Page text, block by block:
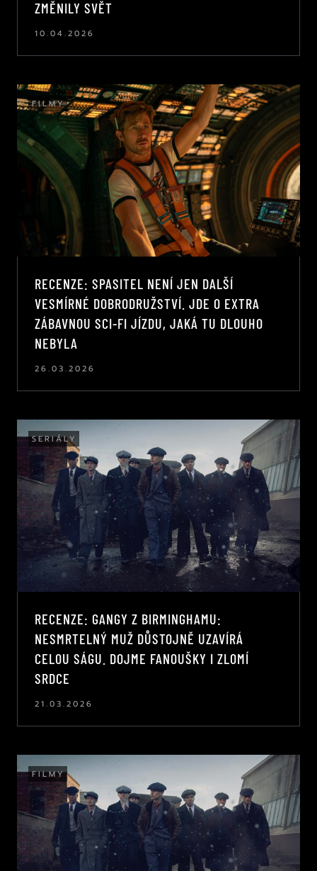
ZMĚNILY SVĚT
10.04.2026
FILMY
RECENZE: SPASITEL NENÍ JEN DALŠÍ
VESMÍRNÉ DOBRODRUŽSTVÍ. JDE O EXTRA
ZÁBAVNOU SCI-FI JÍZDU, JAKÁ TU DLOUHO
NEBYLA
26.03.2026
SERIÁLY
RECENZE: GANGY Z BIRMINGHAMU:
NESMRTELNÝ MUŽ DŮSTOJNĚ UZAVÍRÁ
CELOU SÁGU. DOJME FANOUŠKY I ZLOMÍ
SRDCE
21.03.2026
FILMY